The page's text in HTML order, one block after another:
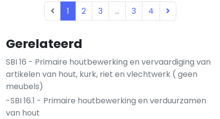
Gerelateerd
SBI 16 - Primaire houtbewerking en vervaardiging van
artikelen van hout, kurk, riet en vlechtwerk ( geen
meubels)
-SBI 16.1 - Primaire houtbewerking en verduurzamen
van hout
1 2 3 ... 3 4